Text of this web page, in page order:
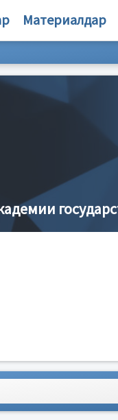
Материалдар